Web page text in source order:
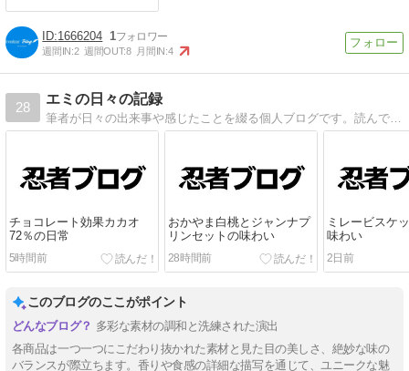
1666204 1
週間IN:2 週間OUT:8 月間IN:4
28
エミの日々の記録
筆者が日々の出来事や感じたことを綴る個人ブログです。読んでいて心地よい、ちょっとした癒しを感じられるようなブログにしていきたいです。
チョコレート効果カカオ
72％の日常
5時間前
おかやま白桃とジャンナプ
リンセットの味わい
28時間前
ミレービスケ
味わい
2日前
このブログのここがポイント
多彩な素材の調和と洗練された演出
各商品は一つ一つにこだわり抜かれた素材と見た目の美しさ、絶妙な味の
バランスが際立ちます。香りや食感の詳細な描写を通じて、ユニークな魅